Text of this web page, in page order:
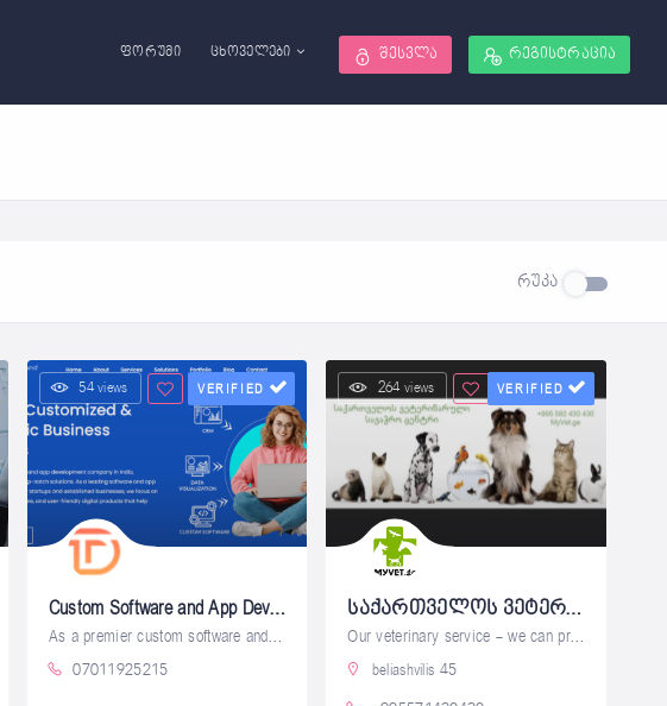
ფორუმი ცხოველები შესვლა რეგისტრაცია
რუკა
54 views VERIFIED
Custom Software and App Development Company
As a premier custom software and mobile
07011925215
264 views VERIFIED
საქართველოს ვეტერინარული სავაჭრო ცენტრი
Our veterinary service - we can provide
beliashvilis 45